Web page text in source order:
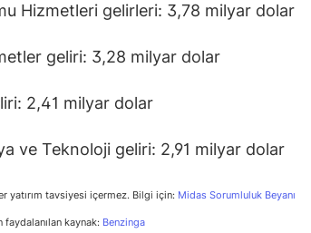
Hizmetleri gelirleri: 3,78 milyar dolar
geliri: 3,28 milyar dolar
2,41 milyar dolar
ve Teknoloji geliri: 2,91 milyar dolar
yatırım tavsiyesi içermez. Bilgi için: Midas Sorumluluk Beyanı
faydalanılan kaynak: Benzinga